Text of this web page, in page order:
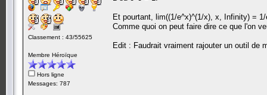
Classement : 43/55625
Membre Héroïque
Hors ligne
Messages: 787
Et pourtant, lim((1/e^x)^(1/x), x, Infinity) =
Comme quoi on peut faire dire ce que l'on
Edit : Faudrait vraiment rajouter un outil de